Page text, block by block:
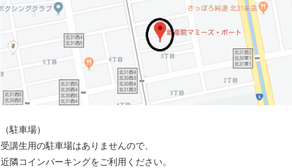
（駐車場）
受講生用の駐車場はありませんので、
近隣コインパーキングをご利用ください。